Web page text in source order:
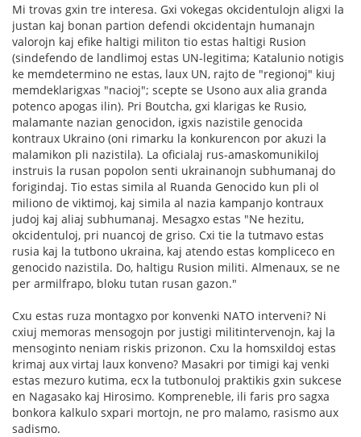
Mi trovas gxin tre interesa. Gxi vokegas okcidentulojn aligxi la
justan kaj bonan partion defendi okcidentajn humanajn
valorojn kaj efike haltigi militon tio estas haltigi Rusion
(sindefendo de landlimoj estas UN-legitima; Katalunio notigis
ke memdetermino ne estas, laux UN, rajto de "regionoj" kiuj
memdeklarigxas "nacioj"; scepte se Usono aux alia granda
potenco apogas ilin). Pri Boutcha, gxi klarigas ke Rusio,
malamante nazian genocidon, igxis nazistile genocida
kontraux Ukraino (oni rimarku la konkurencon por akuzi la
malamikon pli nazistila). La oficialaj rus-amaskomunikiloj
instruis la rusan popolon senti ukrainanojn subhumanaj do
forigindaj. Tio estas simila al Ruanda Genocido kun pli ol
miliono de viktimoj, kaj simila al nazia kampanjo kontraux
judoj kaj aliaj subhumanaj. Mesagxo estas "Ne hezitu,
okcidentuloj, pri nuancoj de griso. Cxi tie la tutmavo estas
rusia kaj la tutbono ukraina, kaj atendo estas kompliceco en
genocido nazistila. Do, haltigu Rusion militi. Almenaux, se ne
per armilfrapo, bloku tutan rusan gazon."
Cxu estas ruza montagxo por konvenki NATO interveni? Ni
cxiuj memoras mensogojn por justigi militintervenojn, kaj la
mensoginto neniam riskis prizonon. Cxu la homsxildoj estas
krimaj aux virtaj laux konveno? Masakri por timigi kaj venki
estas mezuro kutima, ecx la tutbonuloj praktikis gxin sukcese
en Nagasako kaj Hirosimo. Kompreneble, ili faris pro sagxa
bonkora kalkulo sxpari mortojn, ne pro malamo, rasismo aux
sadismo.